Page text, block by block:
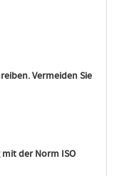
Vermeiden Sie
der Norm ISO